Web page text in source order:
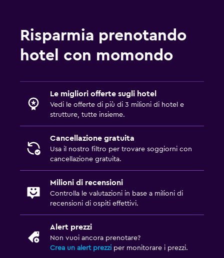
Risparmia prenotando
hotel con momondo
Le migliori offerte sugli hotel
Vedi le offerte di più di 3 milioni di hotel e
strutture, tutte insieme.
Cancellazione gratuita
Usa il nostro filtro per trovare soggiorni con
cancellazione gratuita.
Milioni di recensioni
Controlla le valutazioni in base a milioni di
recensioni di ospiti effettivi.
Alert prezzi
Non vuoi ancora prenotare?
Crea un alert prezzi per monitorare i prezzi.